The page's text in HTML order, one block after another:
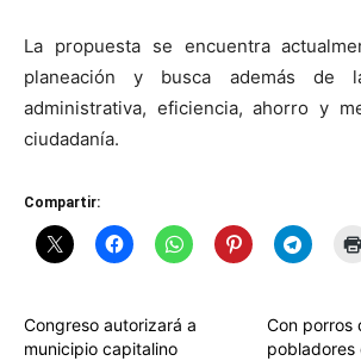
La propuesta se encuentra
planeación y busca además de
administrativa, eficiencia, ahorro y
ciudadanía.
Compartir:
Congreso autorizará a
municipio capitalino
Con porros
pobladores